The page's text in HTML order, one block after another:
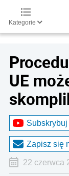
Kategorie
UE
Zapisz się
22 czerwca